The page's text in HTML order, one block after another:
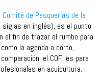
Comité de Pesquerías de la
siglas en inglés), es el punto
el fin de trazar el rumbo para
la agenda a corto,
el COFI es para
en acuicultura.